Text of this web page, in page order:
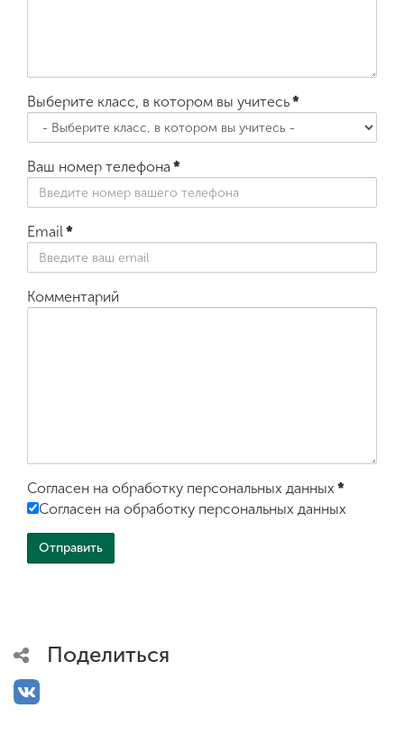
Выберите класс, в котором вы учитесь*
Ваш номер телефона *
Email*
Комментарий
Согласен на обработку персональных данных *
Согласен на обработку персональных данных
Поделиться